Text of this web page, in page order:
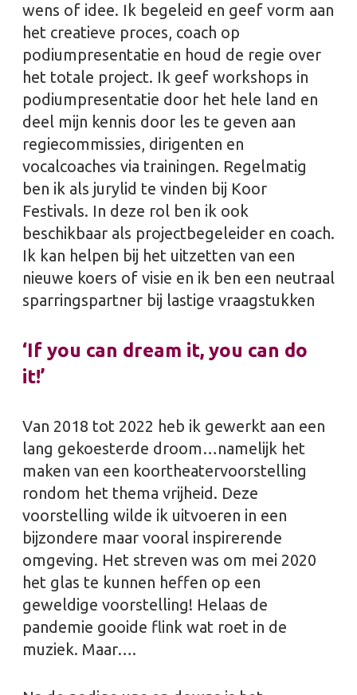
wens of idee. Ik begeleid en geef vorm aan
het creatieve proces, coach op
podiumpresentatie en houd de regie over
het totale project. Ik geef workshops in
podiumpresentatie door het hele land en
deel mijn kennis door les te geven aan
regiecommissies, dirigenten en
vocalcoaches via trainingen. Regelmatig
ben ik als jurylid te vinden bij Koor
Festivals. In deze rol ben ik ook
beschikbaar als projectbegeleider en coach.
Ik kan helpen bij het uitzetten van een
nieuwe koers of visie en ik ben een neutraal
sparringspartner bij lastige vraagstukken
‘If you can dream it, you can do
it!’
Van 2018 tot 2022 heb ik gewerkt aan een
lang gekoesterde droom…namelijk het
maken van een koortheatervoorstelling
rondom het thema vrijheid. Deze
voorstelling wilde ik uitvoeren in een
bijzondere maar vooral inspirerende
omgeving. Het streven was om mei 2020
het glas te kunnen heffen op een
geweldige voorstelling! Helaas de
pandemie gooide flink wat roet in de
muziek. Maar….